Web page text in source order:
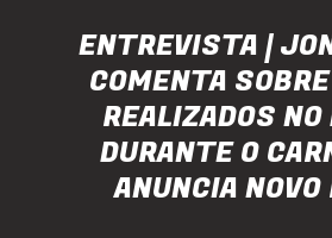
ENTREVISTA |
COMENTA
REALIZADOS
DURANTE O
ANUNCIA